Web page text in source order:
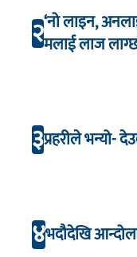
२‘नो लाइन,
मलाई लाज
३प्रहरीले भन्यो-
४भदौदेखि